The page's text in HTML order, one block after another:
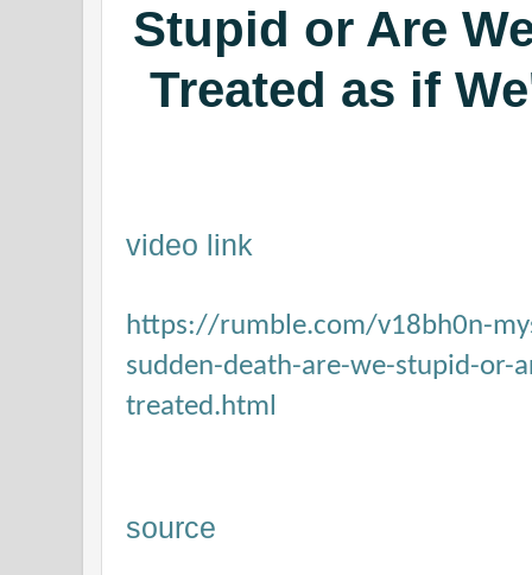
Stupid or Are
Treated as if
video link
https://rumble.com/v18bh0n-
sudden-death-are-we-stupid-or-
treated.html
source